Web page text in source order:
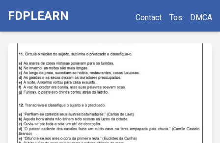
FDPLEARN Contact Tos DMCA